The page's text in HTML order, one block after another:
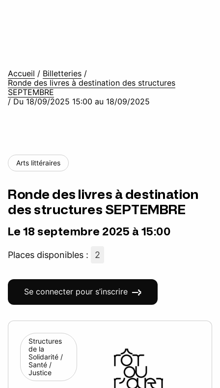
Accueil / Billetteries /
Ronde des livres à destination des structures
SEPTEMBRE
/ Du 18/09/2025 15:00 au 18/09/2025
Arts littéraires
Ronde des livres à destination
des structures SEPTEMBRE
Le 18 septembre 2025 à 15:00
Places disponibles : 2
Se connecter pour s’inscrire
Structures
de la
Solidarité /
Santé /
Justice